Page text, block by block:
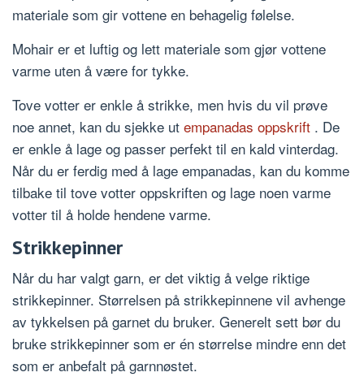
materiale som gir vottene en behagelig følelse.
Mohair er et luftig og lett materiale som gjør vottene
varme uten å være for tykke.
Tove votter er enkle å strikke, men hvis du vil prøve
noe annet, kan du sjekke ut empanadas oppskrift . De
er enkle å lage og passer perfekt til en kald vinterdag.
Når du er ferdig med å lage empanadas, kan du komme
tilbake til tove votter oppskriften og lage noen varme
votter til å holde hendene varme.
Strikkepinner
Når du har valgt garn, er det viktig å velge riktige
strikkepinner. Størrelsen på strikkepinnene vil avhenge
av tykkelsen på garnet du bruker. Generelt sett bør du
bruke strikkepinner som er én størrelse mindre enn det
som er anbefalt på garnnøstet.